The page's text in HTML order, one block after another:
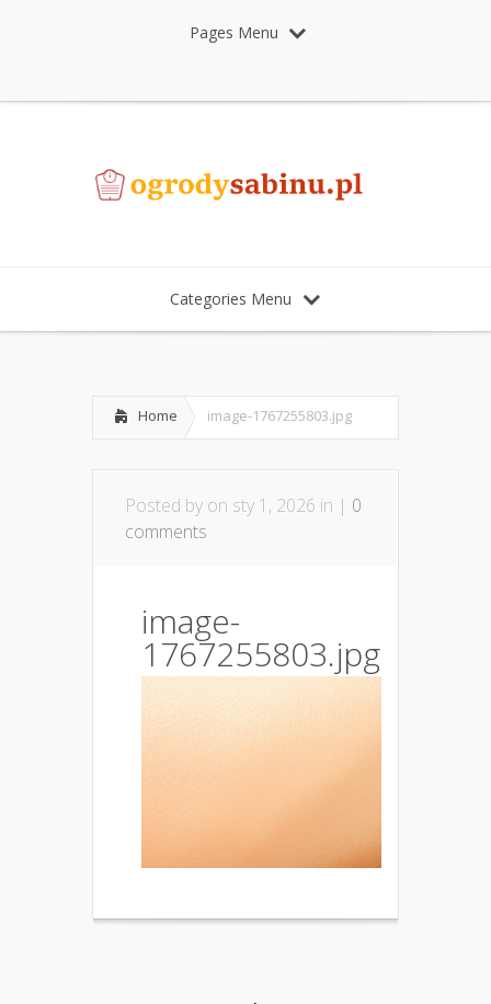
Pages Menu
Categories Menu
Home image-1767255803.jpg
Posted by on sty 1, 2026 in | 0
comments
image-
1767255803.jpg